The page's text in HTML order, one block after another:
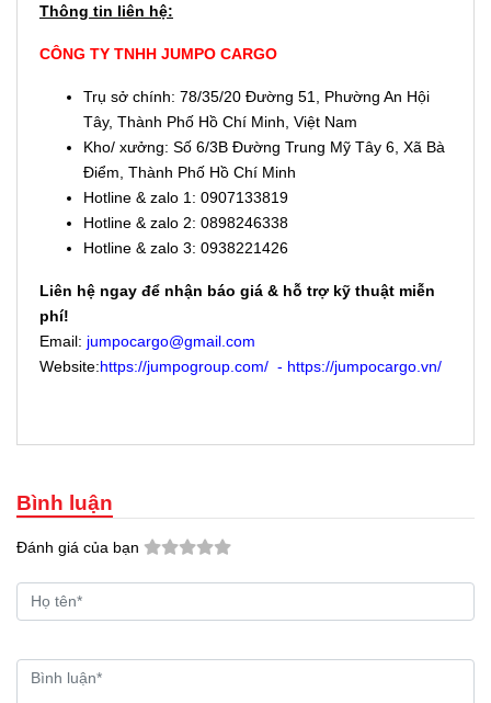
Thông tin liên hệ:
CÔNG TY TNHH JUMPO CARGO
Trụ sở chính: 78/35/20 Đường 51, Phường An Hội
Tây, Thành Phố Hồ Chí Minh, Việt Nam
Kho/ xưởng: Số 6/3B Đường Trung Mỹ Tây 6, Xã Bà
Điểm, Thành Phố Hồ Chí Minh
Hotline & zalo 1: 0907133819
Hotline & zalo 2: 0898246338
Hotline & zalo 3: 0938221426
Liên hệ ngay để nhận báo giá & hỗ trợ kỹ thuật miễn
phí!
Email: jumpocargo@gmail.com
Website:https://jumpogroup.com/ - https://jumpocargo.vn/
Bình luận
Đánh giá của bạn